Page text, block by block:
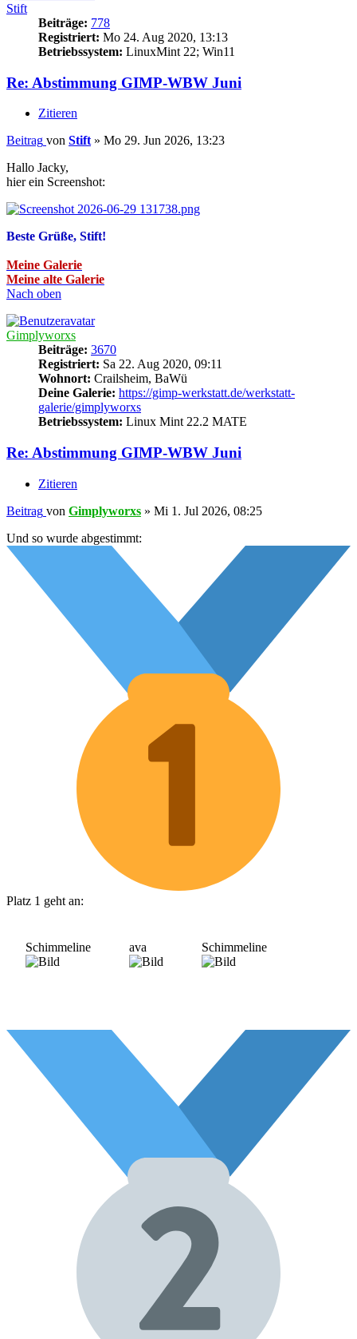
Stift
Beiträge: 778
Registriert: Mo 24. Aug 2020, 13:13
Betriebssystem: LinuxMint 22; Win11
Re: Abstimmung GIMP-WBW Juni
Zitieren
Beitrag von Stift » Mo 29. Jun 2026, 13:23
Hallo Jacky,
hier ein Screenshot:
Beste Grüße, Stift!
Meine Galerie
Meine alte Galerie
Nach oben
Gimplyworxs
Beiträge: 3670
Registriert: Sa 22. Aug 2020, 09:11
Wohnort: Crailsheim, BaWü
Deine Galerie: https://gimp-werkstatt.de/werkstatt-
galerie/gimplyworxs
Betriebssystem: Linux Mint 22.2 MATE
Re: Abstimmung GIMP-WBW Juni
Zitieren
Beitrag von Gimplyworxs » Mi 1. Jul 2026, 08:25
Und so wurde abgestimmt:
Platz 1 geht an:
Schimmeline ava Schimmeline